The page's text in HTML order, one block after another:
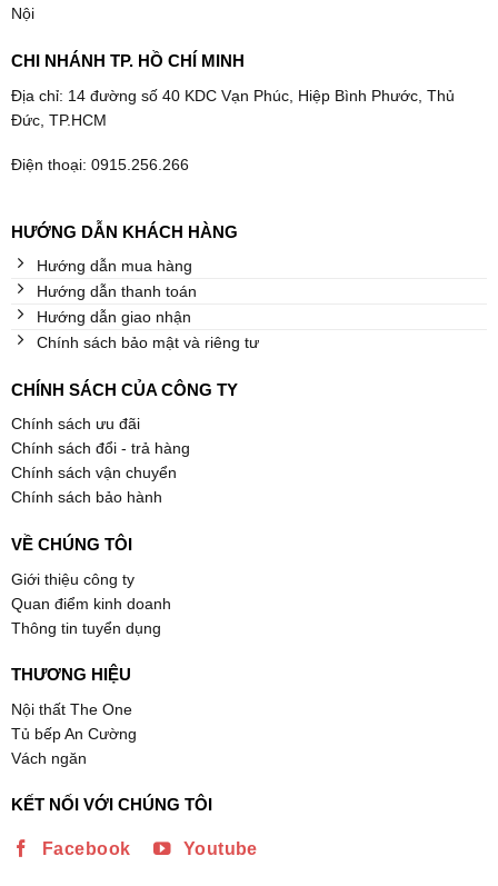
Nội
CHI NHÁNH TP. HỒ CHÍ MINH
Địa chỉ: 14 đường số 40 KDC Vạn Phúc, Hiệp Bình Phước, Thủ
Đức, TP.HCM
Điện thoại: 0915.256.266
HƯỚNG DẪN KHÁCH HÀNG
Hướng dẫn mua hàng
Hướng dẫn thanh toán
Hướng dẫn giao nhận
Chính sách bảo mật và riêng tư
CHÍNH SÁCH CỦA CÔNG TY
Chính sách ưu đãi
Chính sách đổi - trả hàng
Chính sách vận chuyển
Chính sách bảo hành
VỀ CHÚNG TÔI
Giới thiệu công ty
Quan điểm kinh doanh
Thông tin tuyển dụng
THƯƠNG HIỆU
Nội thất The One
Tủ bếp An Cường
Vách ngăn
KẾT NỐI VỚI CHÚNG TÔI
Facebook Youtube